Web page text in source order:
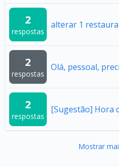
2
respostas
alterar 1
2
respostas
Olá, pessoal,
2
respostas
[Sugestão] Hora
Mostrar